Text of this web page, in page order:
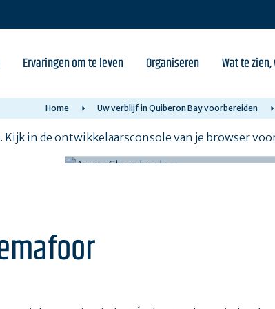
Ervaringen om te leven Organiseren Wat te
Home Uw verblijf in Quiberon Bay voorbereiden
Kijk in de ontwikkelaarsconsole van je browser